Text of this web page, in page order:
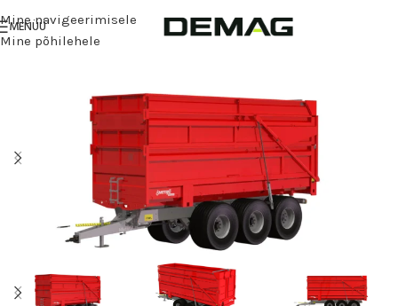
Mine navigeerimisele
Mine põhilehele
MENÜÜ